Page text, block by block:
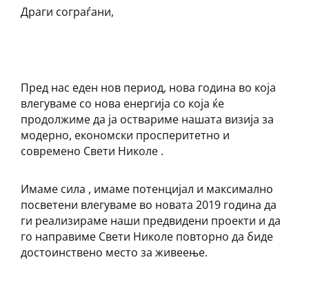
Драги сограѓани,
Пред нас еден нов период, нова година во која
влегуваме со нова енергија со која ќе
продолжиме да ја оствариме нашата визија за
модерно, економски просперитетно и
современо Свети Николе .
Имаме сила , имаме потенцијал и максимално
посветени влегуваме во новата 2019 година да
ги реализираме наши предвидени проекти и да
го направиме Свети Николе повторно да биде
достоинствено место за живеење.